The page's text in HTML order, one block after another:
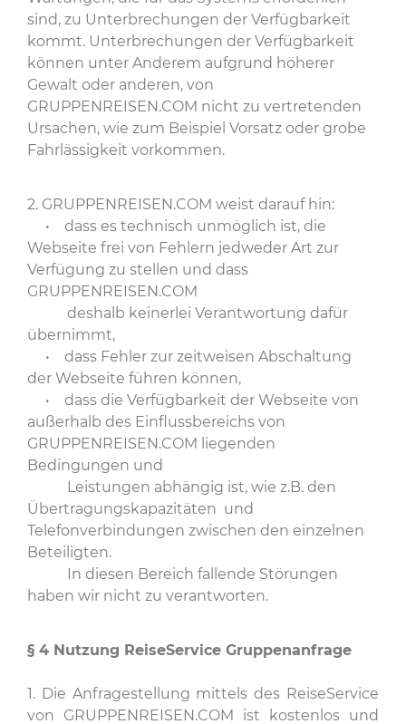
sind, zu Unterbrechungen der Verfügbarkeit
kommt. Unterbrechungen der Verfügbarkeit
können unter Anderem aufgrund höherer
Gewalt oder anderen, von
GRUPPENREISEN.COM nicht zu vertretenden
Ursachen, wie zum Beispiel Vorsatz oder grobe
Fahrlässigkeit vorkommen.
2. GRUPPENREISEN.COM weist darauf hin:
• dass es technisch unmöglich ist, die
Webseite frei von Fehlern jedweder Art zur
Verfügung zu stellen und dass
GRUPPENREISEN.COM
deshalb keinerlei Verantwortung dafür
übernimmt,
• dass Fehler zur zeitweisen Abschaltung
der Webseite führen können,
• dass die Verfügbarkeit der Webseite von
außerhalb des Einflussbereichs von
GRUPPENREISEN.COM liegenden
Bedingungen und
Leistungen abhängig ist, wie z.B. den
Übertragungskapazitäten und
Telefonverbindungen zwischen den einzelnen
Beteiligten.
In diesen Bereich fallende Störungen
haben wir nicht zu verantworten.
§ 4 Nutzung ReiseService Gruppenanfrage
1. Die Anfragestellung mittels des ReiseService
von GRUPPENREISEN.COM ist kostenlos und